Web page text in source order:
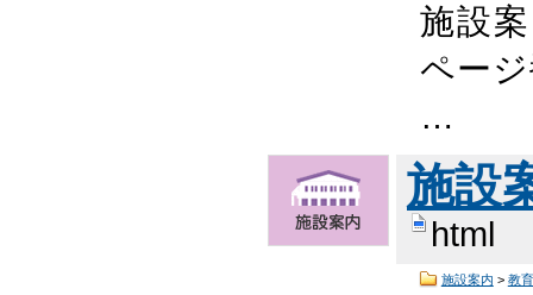
施設
ペー
…
施設
html
施設案内 > 教